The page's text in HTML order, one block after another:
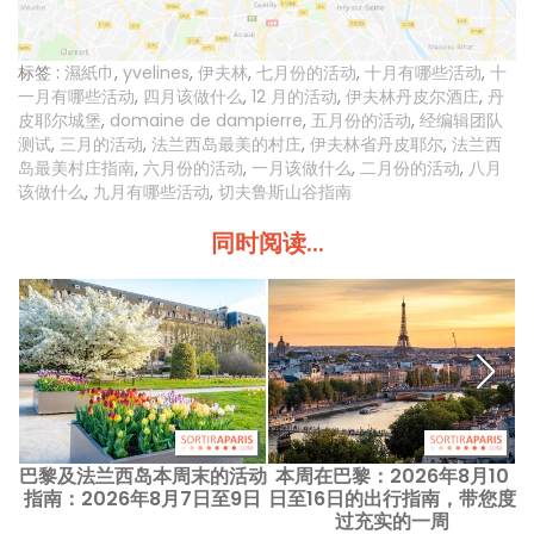
标签 : 濕紙巾, yvelines, 伊夫林, 七月份的活动, 十月有哪些活动, 十
一月有哪些活动, 四月该做什么, 12 月的活动, 伊夫林丹皮尔酒庄, 丹
皮耶尔城堡, domaine de dampierre, 五月份的活动, 经编辑团队
测试, 三月的活动, 法兰西岛最美的村庄, 伊夫林省丹皮耶尔, 法兰西
岛最美村庄指南, 六月份的活动, 一月该做什么, 二月份的活动, 八月
该做什么, 九月有哪些活动, 切夫鲁斯山谷指南
同时阅读...
巴黎及法兰西岛本周末的活动
指南：2026年8月7日至9日
本周在巴黎：2026年8月10
日至16日的出行指南，带您度
过充实的一周